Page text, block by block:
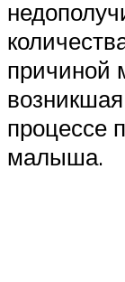
причиной
процессе
малыша.